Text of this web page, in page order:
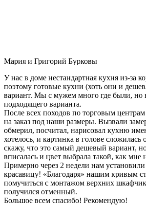
Мария и Григорий Бурковы
У нас в доме нестандартная кухня из-за
поэтому готовые кухни (хоть они и
вариант. Мы с мужем много где были, но
подходящего варианта.
После всех походов по торговым
на заказ под наши размеры. Вызвали
обмерил, посчитал, нарисовал кухню
хотелось, и картинка в голове сложилась
скажу, что это самый дешевый вариант,
вписалась и цвет выбрала такой, как мне
Примерно через 2 недели нам
красавицу! «Благодаря» нашим кривым
помучиться с монтажом верхних
получился отменный.
Большое всем спасибо! Рекомендую!